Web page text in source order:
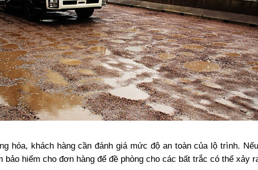
hóa, khách hàng cần đánh giá mức độ an toàn của lộ trình.
hiểm cho đơn hàng để đề phòng cho các bất trắc có thể xảy